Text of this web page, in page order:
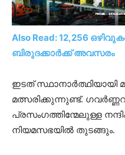
Also Read: 12,256
ബിരുദക്കാർക്ക് അവസരം
ഇടത്
മത്സരിക്കുന്നുണ്ട്.
പ്രസംഗത്തിന്മേലുള്ള
നിയമസഭയിൽ തുടങ്ങും.